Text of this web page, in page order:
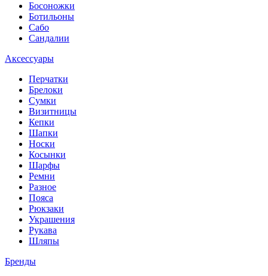
Босоножки
Ботильоны
Сабо
Сандалии
Аксессуары
Перчатки
Брелоки
Сумки
Визитницы
Кепки
Шапки
Носки
Косынки
Шарфы
Ремни
Разное
Пояса
Рюкзаки
Украшения
Рукава
Шляпы
Бренды